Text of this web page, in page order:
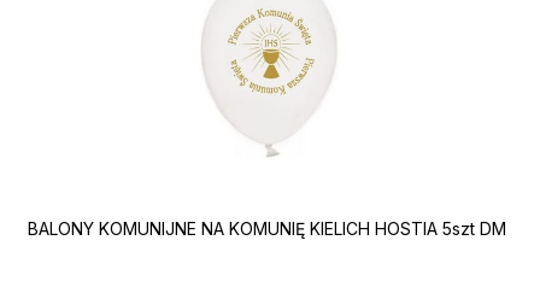
BALONY KOMUNIJNE NA KOMUNIĘ KIELICH HOSTIA 5szt DM